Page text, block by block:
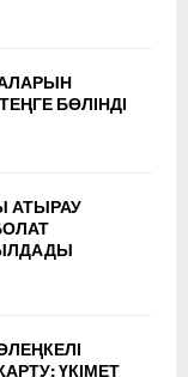
БӨЛІНДІ
АТЫРАУ
ҮКІМЕТ